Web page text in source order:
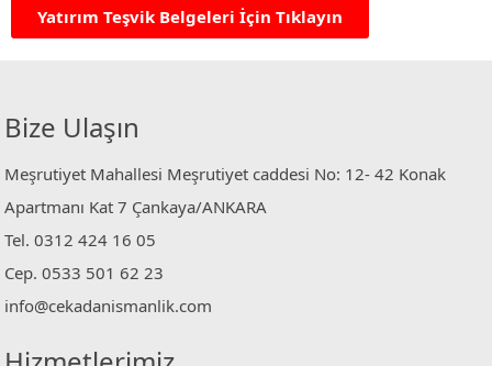
Yatırım Teşvik Belgeleri İçin Tıklayın
Bize Ulaşın
Meşrutiyet Mahallesi Meşrutiyet caddesi No: 12- 42 Konak
Apartmanı Kat 7 Çankaya/ANKARA
Tel. 0312 424 16 05
Cep. 0533 501 62 23
info@cekadanismanlik.com